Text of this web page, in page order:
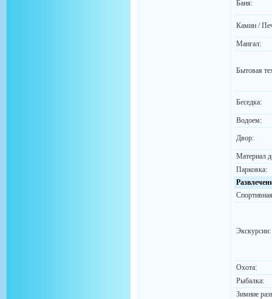
Баня:
Камин /
Мангал:
Бытовая
Беседка:
Водоем:
Двор:
Материал
Парковка:
Экскурсии:
Охота:
Рыбалка:
Зимние